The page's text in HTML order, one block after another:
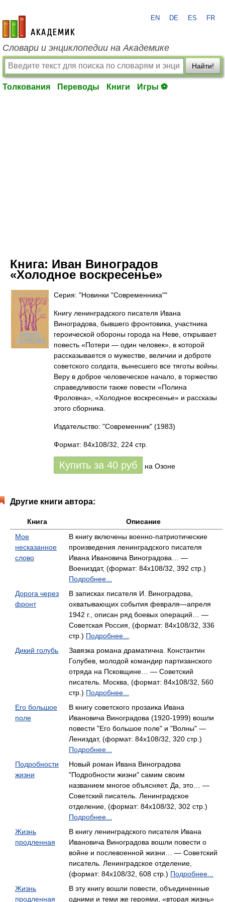
academic.ru
EN DE ES FR
Словари и энциклопедии на Академике
Найти!
Толкования Переводы Книги Игры ⚽
Книга: Иван Виноградов
«Холодное воскресенье»
Серия: "Новинки "Современника""
Книгу ленинградского писателя Ивана
Виноградова, бывшего фронтовика, участника
героической обороны города на Неве, открывает
повесть «Потери — один человек», в которой
рассказывается о мужестве, величии и доброте
советского солдата, вынесшего все тяготы войны.
Веру в доброе человеческое начало, в торжество
справедливости также повести «Полина
Фроловна», «Холодное воскресенье» и рассказы
этого сборника.
Издательство: "Современник" (1983)
Формат: 84x108/32, 224 стр.
Купить за 40 руб на Озоне
Другие книги автора:
Книга
Описание
Мое
несказанное
слово
В книгу включены военно-патриотические
произведения ленинградского писателя
Ивана Ивановича Виноградова… —
Воениздат, (формат: 84x108/32, 392 стр.)
Подробнее...
Дорога через
фронт
В записках писателя И. Виноградова,
охватывающих события февраля—апреля
1942 г., описан ряд боевых операций… —
Советская Россия, (формат: 84x108/32, 336
стр.) Подробнее...
Дикий голубь
Завязка романа драматична. Константин
Голубев, молодой командир партизанского
отряда на Псковщине… — Советский
писатель. Москва, (формат: 84x108/32, 560
стр.) Подробнее...
Его большое
поле
В книгу советского прозаика Ивана
Ивановича Виноградова (1920-1999) вошли
повести "Его большое поле" и "Волны" —
Лениздат, (формат: 84x108/32, 320 стр.)
Подробнее...
Подробности
жизни
Новый роман Ивана Виноградова
"Подробности жизни" самим своим
названием многое объясняет. Да, это… —
Советский писатель. Ленинградское
отделение, (формат: 84x108/32, 302 стр.)
Подробнее...
Жизнь
продленная
В книгу ленинградского писателя Ивана
Ивановича Виноградова вошли повести о
войне и послевоенной жизни… — Советский
писатель. Ленинградское отделение,
(формат: 84x108/32, 608 стр.) Подробнее...
Жизнь
продленная
В эту книгу вошли повести, объединенные
одними и теми же героями, «вторая жизнь»